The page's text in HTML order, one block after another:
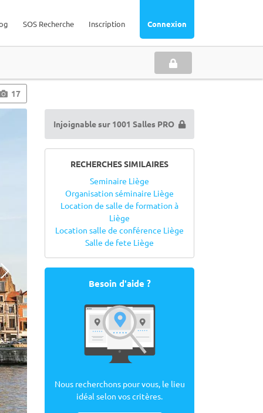
Connexion
Inscription
SOS Recherche
17
Injoignable sur 1001 Salles PRO
RECHERCHES SIMILAIRES
Seminaire Liège
Organisation séminaire Liège
Location de salle de formation à
Liège
Location salle de conférence Liège
Salle de fete Liège
Besoin d'aide ?
Nous recherchons pour vous, le lieu
idéal selon vos critères.